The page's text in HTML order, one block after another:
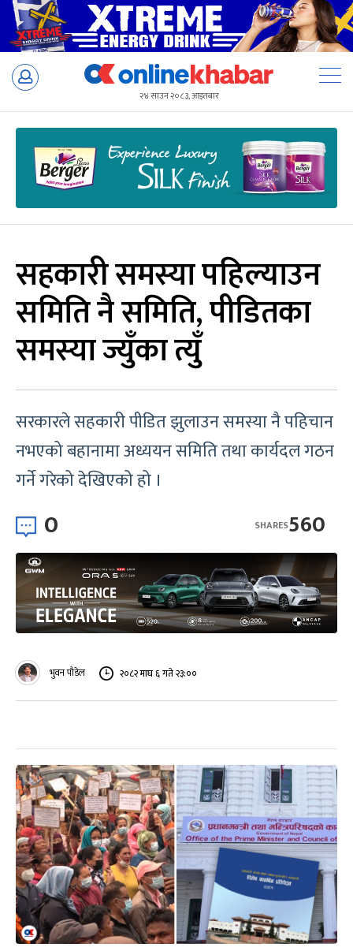
Skip
२४ साउन २०८३, आइतबार
सहकारी समस्या पहिल्याउन
समिति नै समिति, पीडितका
समस्या ज्युँका त्युँ
सरकारले सहकारी पीडित झुलाउन समस्या नै पहिचान
नभएको बहानामा अध्ययन समिति तथा कार्यदल गठन
गर्ने गरेको देखिएको हो ।
0 560
SHARES
भुवन पौडेल २०८२ माघ ६ गते २३:००